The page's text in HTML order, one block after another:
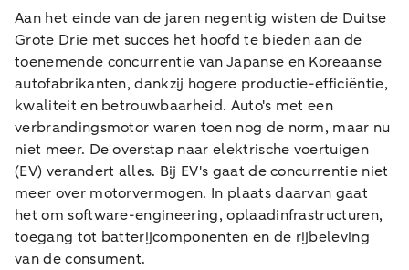
Aan het einde van de jaren negentig wisten de Duitse
Grote Drie met succes het hoofd te bieden aan de
toenemende concurrentie van Japanse en Koreaanse
autofabrikanten, dankzij hogere productie-efficiëntie,
kwaliteit en betrouwbaarheid. Auto's met een
verbrandingsmotor waren toen nog de norm, maar nu
niet meer. De overstap naar elektrische voertuigen
(EV) verandert alles. Bij EV's gaat de concurrentie niet
meer over motorvermogen. In plaats daarvan gaat
het om software-engineering, oplaadinfrastructuren,
toegang tot batterijcomponenten en de rijbeleving
van de consument.